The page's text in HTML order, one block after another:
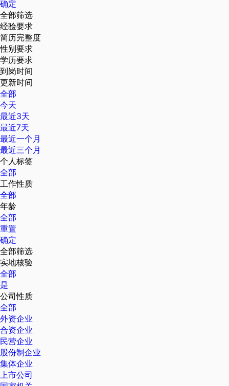
确定
全部筛选
经验要求
简历完整度
性别要求
学历要求
到岗时间
更新时间
全部
今天
最近3天
最近7天
最近一个月
最近三个月
个人标签
全部
工作性质
全部
年龄
全部
重置
确定
全部筛选
实地核验
全部
是
公司性质
全部
外资企业
合资企业
民营企业
股份制企业
集体企业
上市公司